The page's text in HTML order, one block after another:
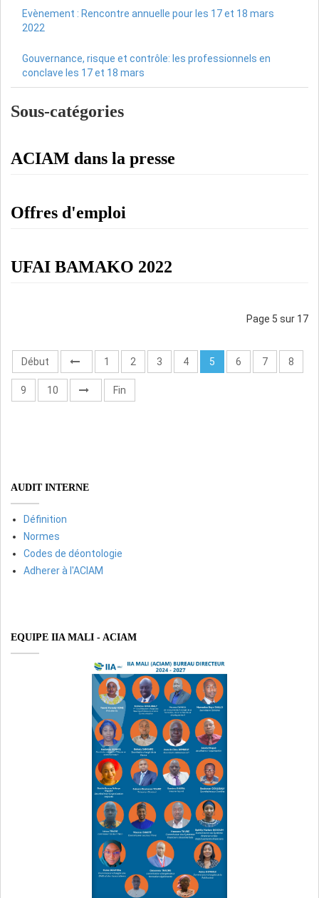
Evènement : Rencontre annuelle pour les 17 et 18 mars
2022
Gouvernance, risque et contrôle: les professionnels en
conclave les 17 et 18 mars
Sous-catégories
ACIAM dans la presse
Offres d'emploi
UFAI BAMAKO 2022
Page 5 sur 17
Début 1 2 3 4 5 6 7 8
9 10 Fin
AUDIT INTERNE
Définition
Normes
Codes de déontologie
Adherer à l'ACIAM
EQUIPE IIA MALI - ACIAM